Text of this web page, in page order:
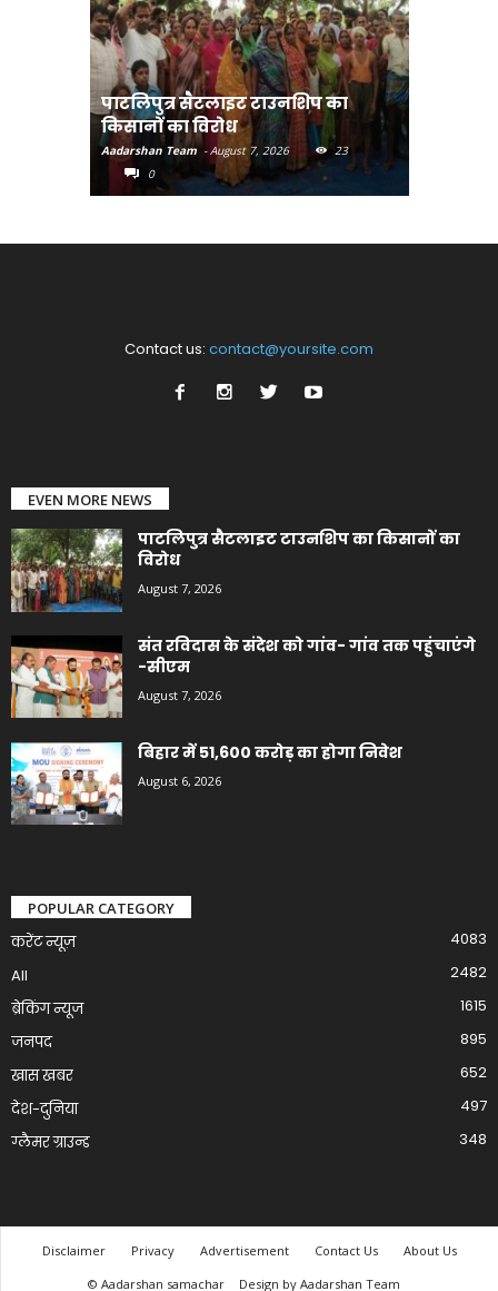
पाटलिपुत्र सैटलाइट टाउनशिप का
किसानों का विरोध
Aadarshan Team - August 7, 2026
23
0
Contact us: contact@yoursite.com
EVEN MORE NEWS
पाटलिपुत्र सैटलाइट टाउनशिप का किसानों का
विरोध
August 7, 2026
संत रविदास के संदेश को गांव- गांव तक पहुंचाएंगे
-सीएम
August 7, 2026
बिहार में 51,600 करोड़ का होगा निवेश
August 6, 2026
POPULAR CATEGORY
करेंट न्यूज़
4083
All
2482
ब्रेकिंग न्यूज
1615
जनपद
895
खास खबर
652
देश-दुनिया
497
ग्लैमर ग्राउन्ड
348
Disclaimer Privacy Advertisement Contact Us
About Us
© Aadarshan samachar
Design by Aadarshan Team